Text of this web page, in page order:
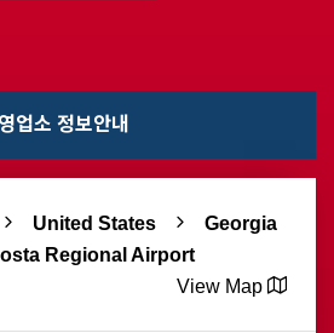
영업소 정보안내
United States
Georgia
Regional Airport
View Map